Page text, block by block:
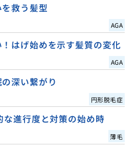
救う髪型
AGA
はげ始めを示す髪質の変化
AGA
深い繋がり
円形脱毛症
進行度と対策の始め時
薄毛